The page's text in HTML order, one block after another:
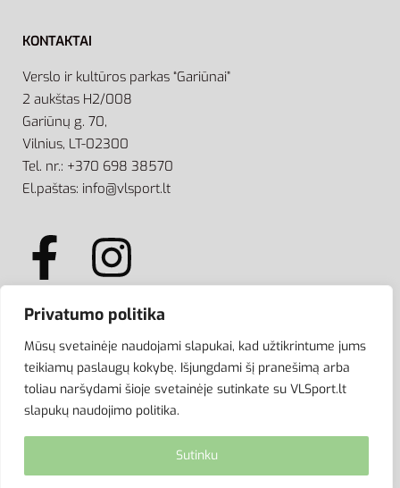
Privatumo politika
Mūsų svetainėje naudojami slapukai, kad užtikrintume jums
teikiamų paslaugų kokybę. Išjungdami šį pranešimą arba
toliau naršydami šioje svetainėje sutinkate su VLSport.lt
slapukų naudojimo politika.
Sutinku
KONTAKTAI
Verslo ir kultūros parkas “Gariūnai”
2 aukštas H2/008
Gariūnų g. 70,
Vilnius, LT-02300
Tel. nr.: +370 698 38570
El.paštas: info@vlsport.lt